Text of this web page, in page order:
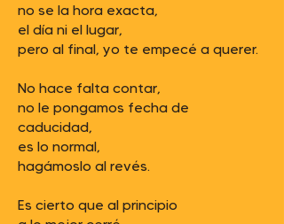
no se la hora exacta,
el día ni el lugar,
pero al final, yo te empecé a querer.
No hace falta contar,
no le pongamos fecha de
caducidad,
es lo normal,
hagámoslo al revés.
Es cierto que al principio